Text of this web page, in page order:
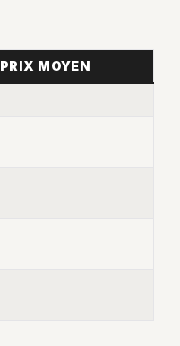
PRIX MOYEN